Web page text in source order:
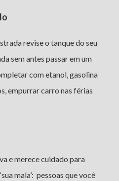
revise o tanque do seu
sem antes passar em um
com etanol, gasolina
empurrar carro nas férias
e merece cuidado para
mala’: pessoas que você